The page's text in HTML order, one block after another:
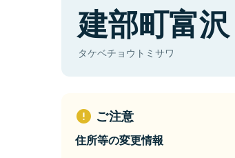
建部町富沢
タケベチョウトミサワ
ご注意
住所等の変更情報